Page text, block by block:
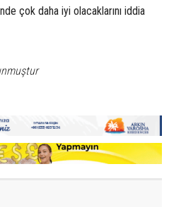
çok daha iyi olacaklarını iddia